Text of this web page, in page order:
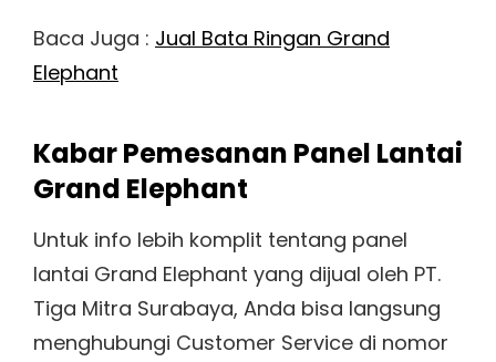
Baca Juga : Jual Bata Ringan Grand
Elephant
Kabar Pemesanan Panel Lantai
Grand Elephant
Untuk info lebih komplit tentang panel
lantai Grand Elephant yang dijual oleh PT.
Tiga Mitra Surabaya, Anda bisa langsung
menghubungi Customer Service di nomor